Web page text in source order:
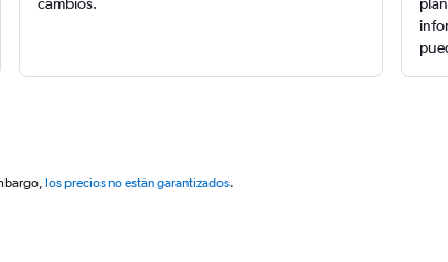
los precios no están garantizados.